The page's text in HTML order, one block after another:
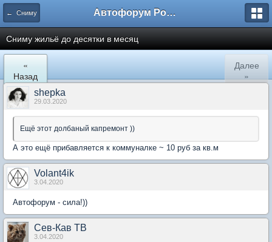
← Сниму Автофорум Ростова-на-Дону
Сниму жильё до десятки в месяц
«
Назад
Далее
»
shepka
29.03.2020
Ещё этот долбаный капремонт ))
А это ещё прибавляется к коммуналке ~ 10 руб за кв.м
Volant4ik
3.04.2020
Автофорум - сила!))
Сев-Кав ТВ
3.04.2020